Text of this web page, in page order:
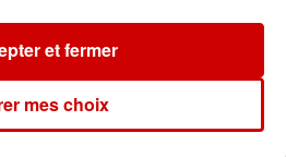
mes choix
et fermer